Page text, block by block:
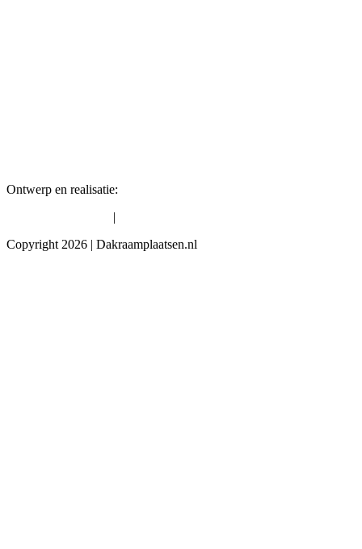
Ontwerp en realisatie:
|
Copyright 2026 | Dakraamplaatsen.nl